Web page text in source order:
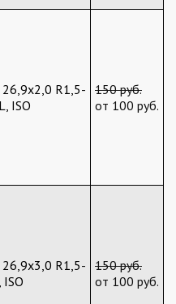
R1,5-
ISO
150 руб.
от 100 руб.
R1,5- 150 руб.
от 100 руб.